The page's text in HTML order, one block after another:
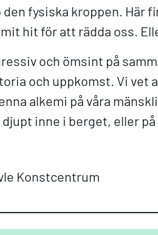
fysiska kroppen. Här
hit för att rädda oss.
och ömsint på
och uppkomst. Vi vet
alkemi på våra
djupt inne i berget, eller
Konstcentrum